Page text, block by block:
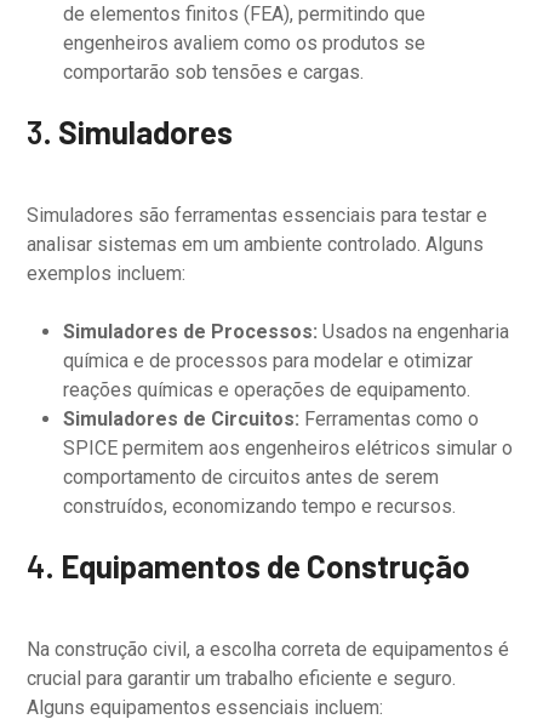
de elementos finitos (FEA), permitindo que
engenheiros avaliem como os produtos se
comportarão sob tensões e cargas.
3. Simuladores
Simuladores são ferramentas essenciais para testar e
analisar sistemas em um ambiente controlado. Alguns
exemplos incluem:
Simuladores de Processos:Usados na engenharia
química e de processos para modelar e otimizar
reações químicas e operações de equipamento.
Simuladores de Circuitos: Ferramentas como o
SPICE permitem aos engenheiros elétricos simular o
comportamento de circuitos antes de serem
construídos, economizando tempo e recursos.
4. Equipamentos de Construção
Na construção civil, a escolha correta de equipamentos é
crucial para garantir um trabalho eficiente e seguro.
Alguns equipamentos essenciais incluem: